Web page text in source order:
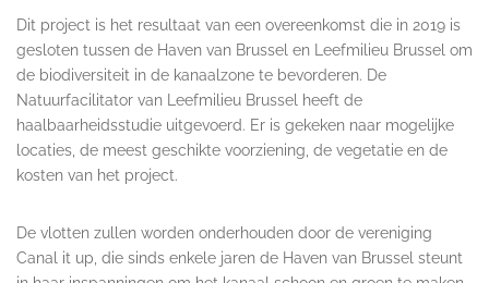
Dit project is het resultaat van een overeenkomst die in 2019 is
gesloten tussen de Haven van Brussel en Leefmilieu Brussel om
de biodiversiteit in de kanaalzone te bevorderen. De
Natuurfacilitator van Leefmilieu Brussel heeft de
haalbaarheidsstudie uitgevoerd. Er is gekeken naar mogelijke
locaties, de meest geschikte voorziening, de vegetatie en de
kosten van het project.
De vlotten zullen worden onderhouden door de vereniging
Canal it up, die sinds enkele jaren de Haven van Brussel steunt